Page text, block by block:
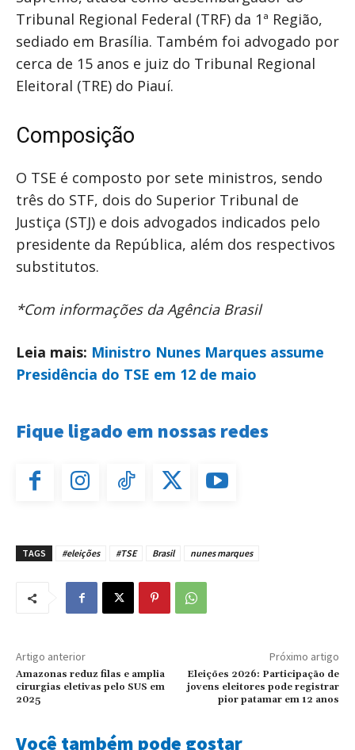
Tribunal Regional Federal (TRF) da 1ª Região,
sediado em Brasília. Também foi advogado por
cerca de 15 anos e juiz do Tribunal Regional
Eleitoral (TRE) do Piauí.
Composição
O TSE é composto por sete ministros, sendo
três do STF, dois do Superior Tribunal de
Justiça (STJ) e dois advogados indicados pelo
presidente da República, além dos respectivos
substitutos.
*Com informações da Agência Brasil
Leia mais: Ministro Nunes Marques assume
Presidência do TSE em 12 de maio
Fique ligado em nossas redes
TAGS #eleições #TSE Brasil nunes marques
Artigo anterior
Amazonas reduz filas e amplia
cirurgias eletivas pelo SUS em
2025
Próximo artigo
Eleições 2026: Participação de
jovens eleitores pode registrar
pior patamar em 12 anos
Você também pode gostar